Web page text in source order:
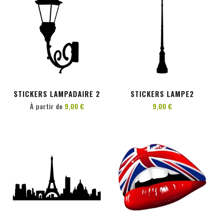
STICKERS LAMPADAIRE 2
PERSONNALISER
À partir de 9,00 €
STICKERS LAMPE2
AJOUTER AU PANIER
9,00 €